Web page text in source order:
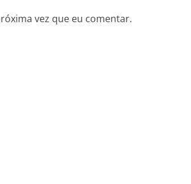
vez que eu comentar.